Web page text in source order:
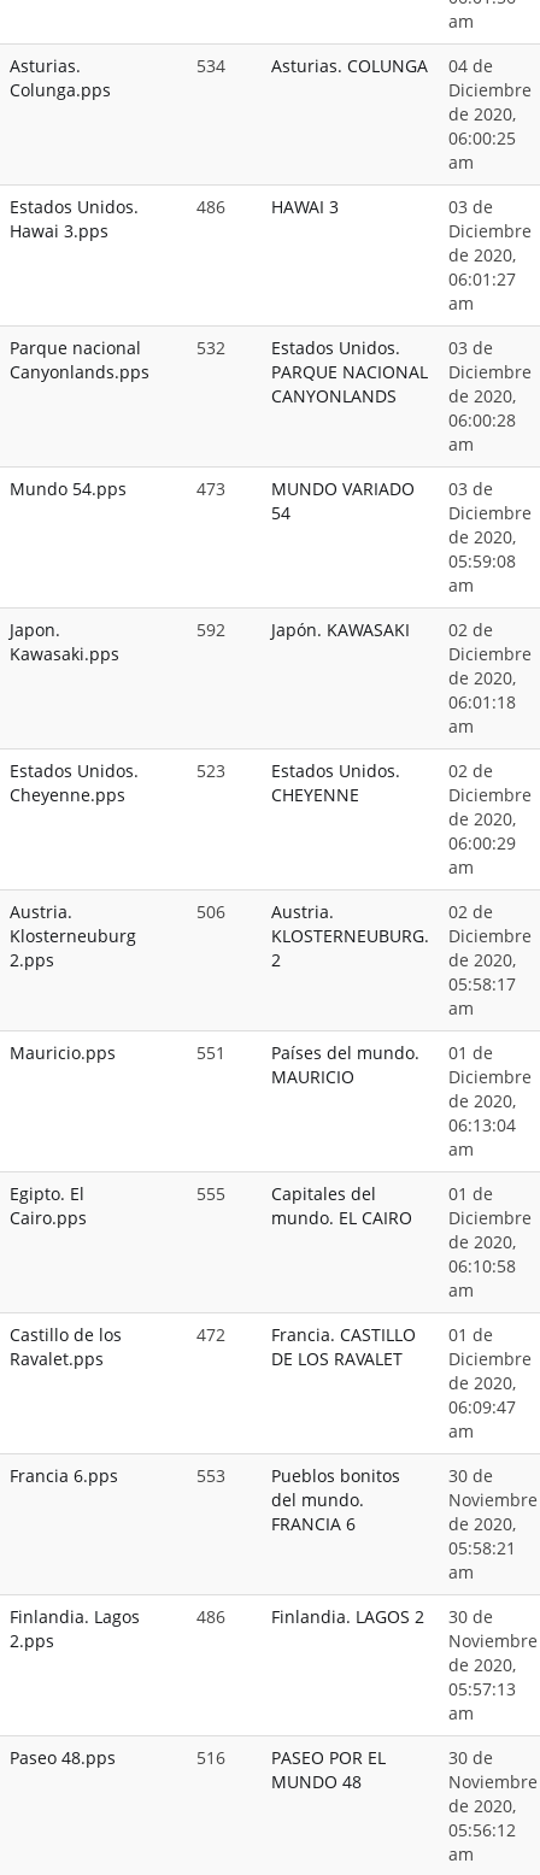
am
Asturias.
Colunga.pps
534 Asturias. COLUNGA
04 de
Diciembre
de 2020,
06:00:25
am
Estados Unidos.
Hawai 3.pps
486 HAWAI 3
03 de
Diciembre
de 2020,
06:01:27
am
Parque nacional
Canyonlands.pps
532
Estados Unidos.
PARQUE NACIONAL
CANYONLANDS
03 de
Diciembre
de 2020,
06:00:28
am
Mundo 54.pps
473
MUNDO VARIADO
54
03 de
Diciembre
de 2020,
05:59:08
am
Japon.
Kawasaki.pps
592 Japón. KAWASAKI
02 de
Diciembre
de 2020,
06:01:18
am
Estados Unidos.
Cheyenne.pps
523
Estados Unidos.
CHEYENNE
02 de
Diciembre
de 2020,
06:00:29
am
Austria.
Klosterneuburg
2.pps
506
Austria.
KLOSTERNEUBURG.
2
02 de
Diciembre
de 2020,
05:58:17
am
Mauricio.pps
551
Países del mundo.
MAURICIO
01 de
Diciembre
de 2020,
06:13:04
am
Egipto. El
Cairo.pps
555
Capitales del
mundo. EL CAIRO
01 de
Diciembre
de 2020,
06:10:58
am
Castillo de los
Ravalet.pps
472
Francia. CASTILLO
DE LOS RAVALET
01 de
Diciembre
de 2020,
06:09:47
am
Francia 6.pps
553
Pueblos bonitos
del mundo.
FRANCIA 6
30 de
Noviembre
de 2020,
05:58:21
am
Finlandia. Lagos
2.pps
486 Finlandia. LAGOS 2
30 de
Noviembre
de 2020,
05:57:13
am
Paseo 48.pps
516
PASEO POR EL
MUNDO 48
30 de
Noviembre
de 2020,
05:56:12
am